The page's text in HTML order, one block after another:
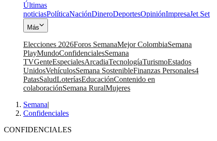
Últimas
noticiasPolíticaNaciónDineroDeportesOpiniónImpresaJet Set
Más
Elecciones 2026Foros SemanaMejor ColombiaSemana
PlayMundoConfidencialesSemana
TVGenteEspecialesArcadiaTecnologíaTurismoEstados
UnidosVehículosSemana SostenibleFinanzas Personales4
PatasSaludLoteríasEducaciónContenido en
colaboraciónSemana RuralMujeres
Semana|
Confidenciales
CONFIDENCIALES